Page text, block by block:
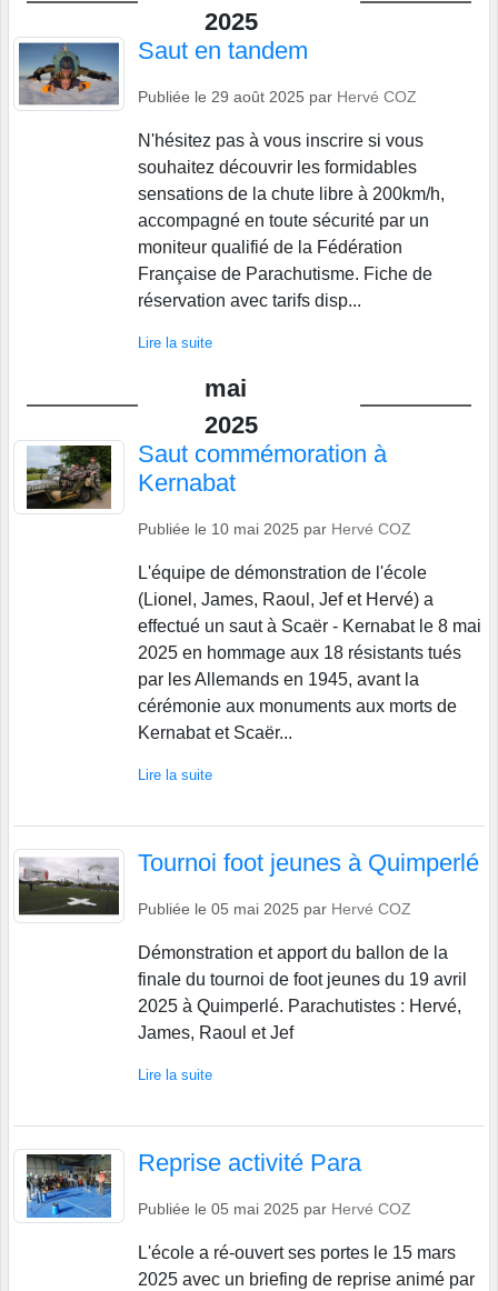
2025
Saut en tandem
Publiée le 29 août 2025 par Hervé COZ
N'hésitez pas à vous inscrire si vous
souhaitez découvrir les formidables
sensations de la chute libre à 200km/h,
accompagné en toute sécurité par un
moniteur qualifié de la Fédération
Française de Parachutisme. Fiche de
réservation avec tarifs disp...
Lire la suite
mai
2025
Saut commémoration à
Kernabat
Publiée le 10 mai 2025 par Hervé COZ
L'équipe de démonstration de l'école
(Lionel, James, Raoul, Jef et Hervé) a
effectué un saut à Scaër - Kernabat le 8 mai
2025 en hommage aux 18 résistants tués
par les Allemands en 1945, avant la
cérémonie aux monuments aux morts de
Kernabat et Scaër...
Lire la suite
Tournoi foot jeunes à Quimperlé
Publiée le 05 mai 2025 par Hervé COZ
Démonstration et apport du ballon de la
finale du tournoi de foot jeunes du 19 avril
2025 à Quimperlé. Parachutistes : Hervé,
James, Raoul et Jef
Lire la suite
Reprise activité Para
Publiée le 05 mai 2025 par Hervé COZ
L'école a ré-ouvert ses portes le 15 mars
2025 avec un briefing de reprise animé par